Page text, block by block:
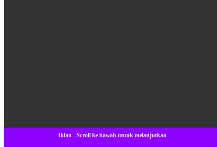
Iklan - Scroll ke bawah untuk melanjutkan